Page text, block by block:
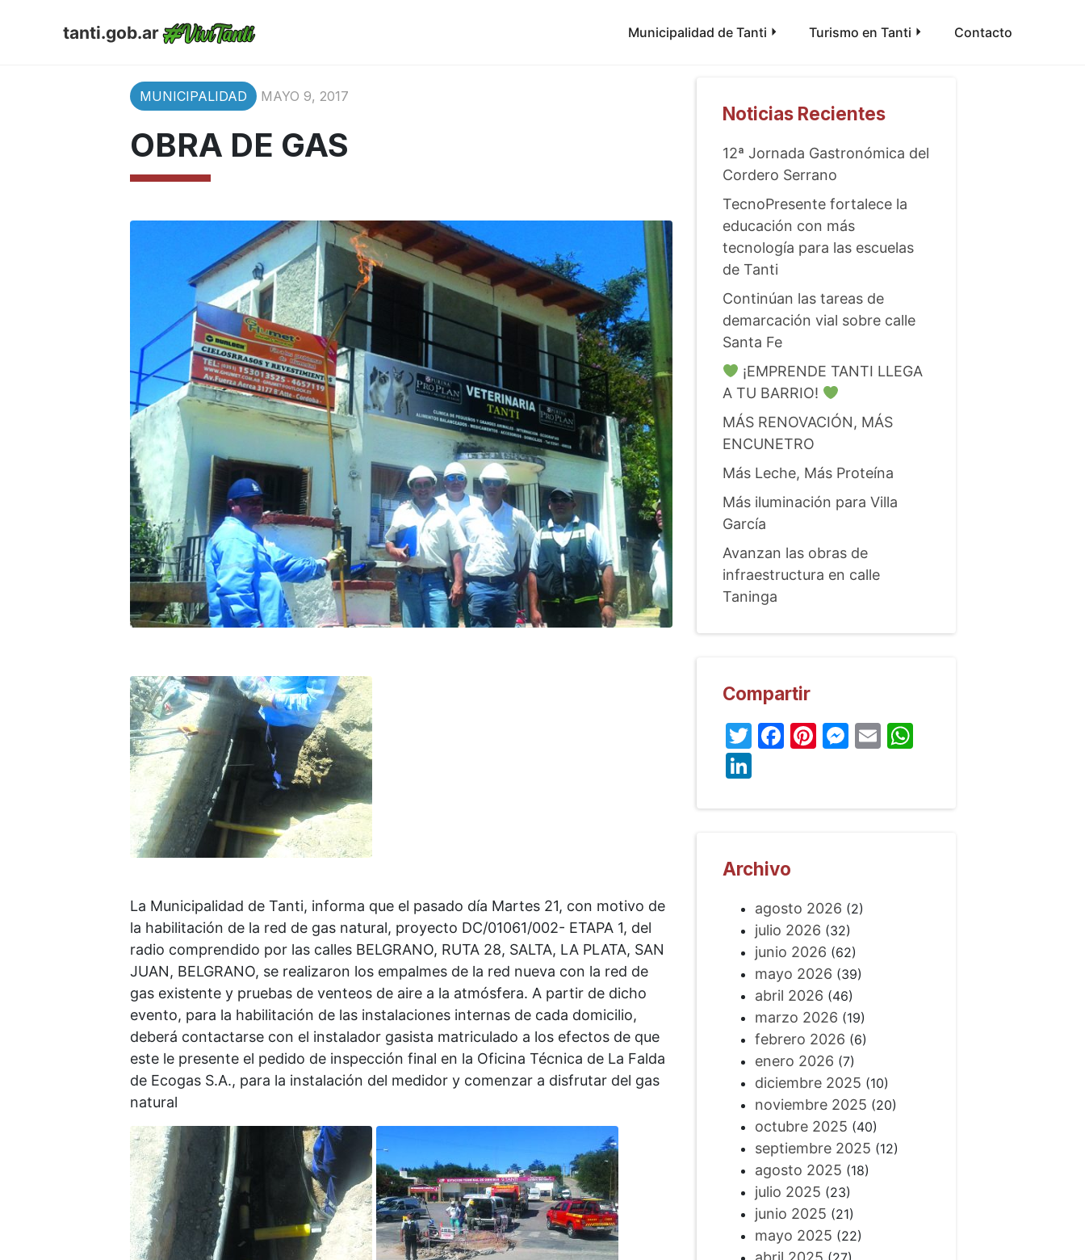
tanti.gob.ar Municipalidad de Tanti Turismo en Tanti Contacto
MUNICIPALIDAD MAYO 9, 2017
OBRA DE GAS
La Municipalidad de Tanti, informa que el pasado día Martes 21, con motivo de
la habilitación de la red de gas natural, proyecto DC/01061/002- ETAPA 1, del
radio comprendido por las calles BELGRANO, RUTA 28, SALTA, LA PLATA, SAN
JUAN, BELGRANO, se realizaron los empalmes de la red nueva con la red de
gas existente y pruebas de venteos de aire a la atmósfera. A partir de dicho
evento, para la habilitación de las instalaciones internas de cada domicilio,
deberá contactarse con el instalador gasista matriculado a los efectos de que
este le presente el pedido de inspección final en la Oficina Técnica de La Falda
de Ecogas S.A., para la instalación del medidor y comenzar a disfrutar del gas
natural
Noticias Recientes
12ª Jornada Gastronómica del
Cordero Serrano
TecnoPresente fortalece la
educación con más
tecnología para las escuelas
de Tanti
Continúan las tareas de
demarcación vial sobre calle
Santa Fe
¡EMPRENDE TANTI LLEGA
A TU BARRIO!
MÁS RENOVACIÓN, MÁS
ENCUNETRO
Más Leche, Más Proteína
Más iluminación para Villa
García
Avanzan las obras de
infraestructura en calle
Taninga
Compartir
Twitter
Facebook
Pinterest
Messenger
EmailWhatsApp
LinkedIn
Archivo
agosto 2026 (2)
julio 2026 (32)
junio 2026 (62)
mayo 2026 (39)
abril 2026 (46)
marzo 2026 (19)
febrero 2026 (6)
enero 2026 (7)
diciembre 2025 (10)
noviembre 2025 (20)
octubre 2025 (40)
septiembre 2025 (12)
agosto 2025 (18)
julio 2025 (23)
junio 2025 (21)
mayo 2025 (22)